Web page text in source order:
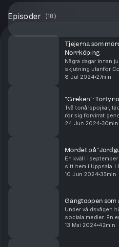
Episoder (18)
Tjejerna som
Norrköping
Några dagar innan
skjutning utanför
marken ligger en
8 Jul 2024 27min
"Greken": Tortyr
Två tonårspojkar,
rör sig förvirrat
Deras liv hänger på
24 Jun 2024 30min
Mordet på
En kväll i
sitt hem i Uppsala.
"Jordgubben"
10 Jun 2024 35min
Gängtoppen
Under våldsvågen
sociala medier. En
vita t-shirt är
13 Mai 2024 42min